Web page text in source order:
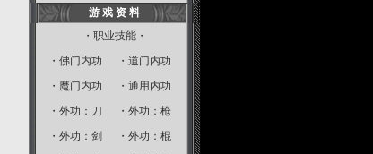
游 戏 资 料
・职业技能・
・ 佛门内功 ・ 道门内功
・ 魔门内功 ・ 通用内功
・ 外功：刀 ・ 外功：枪
・ 外功：剑 ・ 外功：棍